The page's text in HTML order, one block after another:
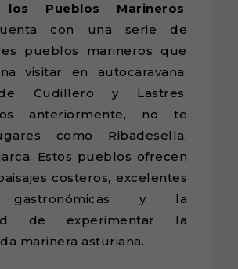
Pueblos Marineros:
con una serie de
pueblos marineros que
visitar en autocaravana.
Cudillero y Lastres,
anteriormente, no te
como Ribadesella,
Estos pueblos ofrecen
costeros, excelentes
gastronómicas y la
de experimentar la
marinera asturiana.